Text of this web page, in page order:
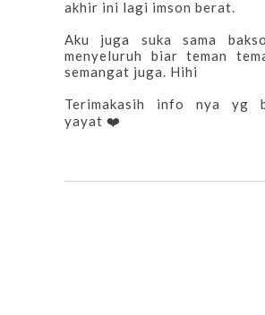
akhir ini lagi imson berat.
Aku juga suka sama
menyeluruh biar teman
semangat juga. Hihi
Terimakasih info nya yg
yayat ❤️